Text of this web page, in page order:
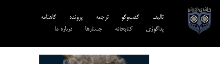
تالیف‎‌ گفت‌وگو ترجمه‌ پرونده
گاهنامه
پداگوژی
کتابخانه جستارها درباره ما